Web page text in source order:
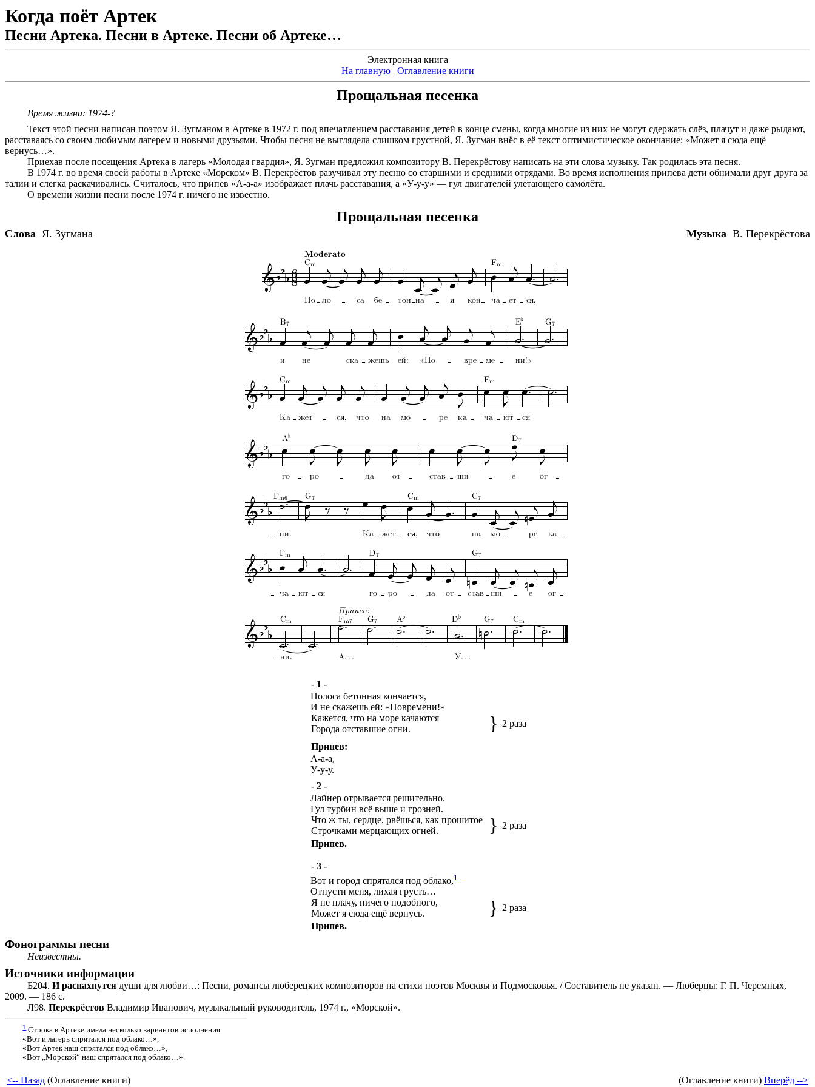
Когда поёт Артек
Песни Артека. Песни в Артеке. Песни об Артеке…
Электронная книга
На главную| Оглавление книги
Прощальная песенка
Время жизни: 1974-?
Текст этой песни написан поэтом Я. Зугманом в Артеке в 1972 г. под впечатлением расставания детей в конце смены, когда многие из них не могут сдержать слёз, плачут и даже рыдают,
расставаясь со своим любимым лагерем и новыми друзьями. Чтобы песня не выглядела слишком грустной, Я. Зугман внёс в её текст оптимистическое окончание: «Может я сюда ещё
вернусь…».
Приехав после посещения Артека в лагерь «Молодая гвардия», Я. Зугман предложил композитору В. Перекрёстову написать на эти слова музыку. Так родилась эта песня.
В 1974 г. во время своей работы в Артеке «Морском» В. Перекрёстов разучивал эту песню со старшими и средними отрядами. Во время исполнения припева дети обнимали друг друга за
талии и слегка раскачивались. Считалось, что припев «А-а-а» изображает плачь расставания, а «У-у-у» — гул двигателей улетающего самолёта.
О времени жизни песни после 1974 г. ничего не известно.
Прощальная песенка
Музыка В. Перекрёстова
Слова Я. Зугмана
- 1 -
Полоса бетонная кончается,
И не скажешь ей: «Повремени!»
Кажется, что на море качаются
Города отставшие огни.
} 2 раза
Припев:
А-а-а,
У-у-у.
- 2 -
Лайнер отрывается решительно.
Гул турбин всё выше и грозней.
Что ж ты, сердце, рвёшься, как прошитое
Строчками мерцающих огней.
} 2 раза
Припев.
- 3 -
Вот и город спрятался под облако,1
Отпусти меня, лихая грусть…
Я не плачу, ничего подобного,
Может я сюда ещё вернусь.
} 2 раза
Припев.
Фонограммы песни
Неизвестны.
Источники информации
Б204. И распахнутсядуши для любви…: Песни, романсы люберецких композиторов на стихи поэтов Москвы и Подмосковья. / Составитель не указан. — Люберцы: Г. П. Черемных,
2009. — 186 с.
Л98. ПерекрёстовВладимир Иванович, музыкальный руководитель, 1974 г., «Морской».
1 Строка в Артеке имела несколько вариантов исполнения:
«Вот и лагерь спрятался под облако…»,
«Вот Артек наш спрятался под облако…»,
«Вот „Морской“ наш спрятался под облако…».
<-- Назад (Оглавление книги) (Оглавление книги) Вперёд -->